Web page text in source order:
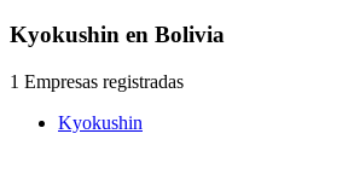
Kyokushin en Bolivia
1 Empresas registradas
Kyokushin